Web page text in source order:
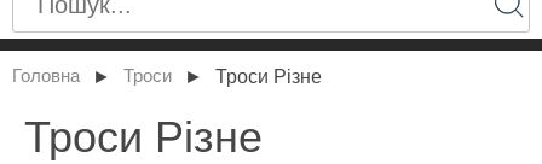
Головна ► Троси ► Троси Різне
Троси Різне